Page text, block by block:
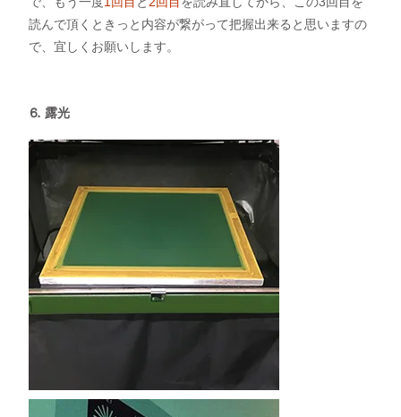
読んで頂くときっと内容が繋がって把握出来ると思いますの
で、宜しくお願いします。
⒍ 露光